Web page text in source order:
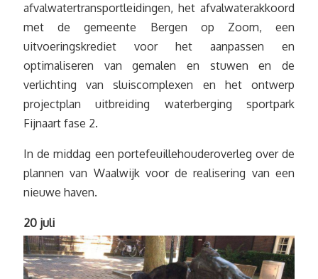
afvalwatertransportleidingen, het afvalwaterakkoord
met de gemeente Bergen op Zoom, een
uitvoeringskrediet voor het aanpassen en
optimaliseren van gemalen en stuwen en de
verlichting van sluiscomplexen en het ontwerp
projectplan uitbreiding waterberging sportpark
Fijnaart fase 2.
In de middag een portefeuillehouderoverleg over de
plannen van Waalwijk voor de realisering van een
nieuwe haven.
20 juli